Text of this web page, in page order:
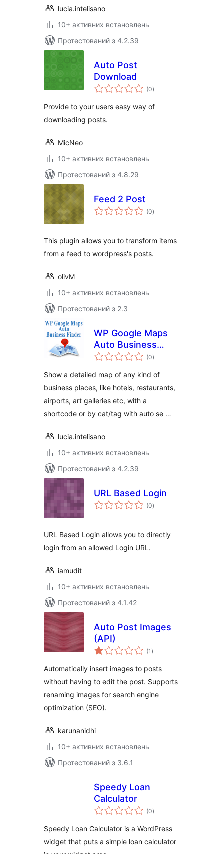
lucia.intelisano
10+ активних встановлень
Протестований з 4.2.39
Auto Post
Download
(0загальний
рейтинг
)
Provide to your users easy way of
downloading posts.
MicNeo
10+ активних встановлень
Протестований з 4.8.29
Feed 2 Post
(0загальний
рейтинг
)
This plugin allows you to transform items
from a feed to wordpress's posts.
olivM
10+ активних встановлень
Протестований з 2.3
WP Google Maps
Auto Business
Place Finder(0загальний
рейтинг
)
Show a detailed map of any kind of
business places, like hotels, restaurants,
airports, art galleries etc, with a
shortcode or by cat/tag with auto se …
lucia.intelisano
10+ активних встановлень
Протестований з 4.2.39
URL Based Login
(0загальний
рейтинг
)
URL Based Login allows you to directly
login from an allowed Login URL.
iamudit
10+ активних встановлень
Протестований з 4.1.42
Auto Post Images
(API)
(1 загальний
рейтинг
)
Automatically insert images to posts
without having to edit the post. Supports
renaming images for search engine
optimization (SEO).
karunanidhi
10+ активних встановлень
Протестований з 3.6.1
Speedy Loan
Calculator
(0загальний
рейтинг
)
Speedy Loan Calculator is a WordPress
widget that puts a simple loan calculator